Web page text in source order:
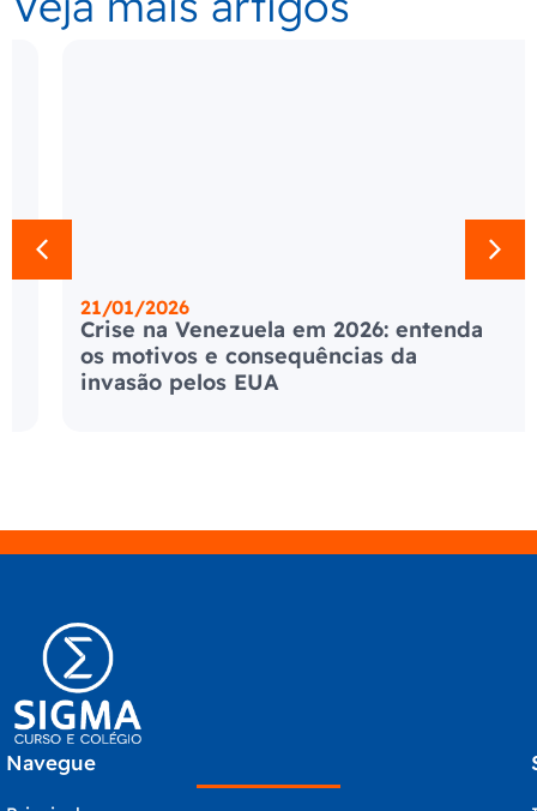
21/01/2026
Crise na Venezuela em 2026: entenda
os motivos e consequências da
invasão pelos EUA
Navegue